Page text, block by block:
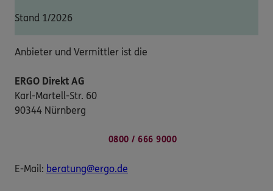
Stand 1/2026
Anbieter und Vermittler ist die
ERGO Direkt AG
Karl-Martell-Str. 60
90344 Nürnberg
0800 / 666 9000
E-Mail: beratung@ergo.de